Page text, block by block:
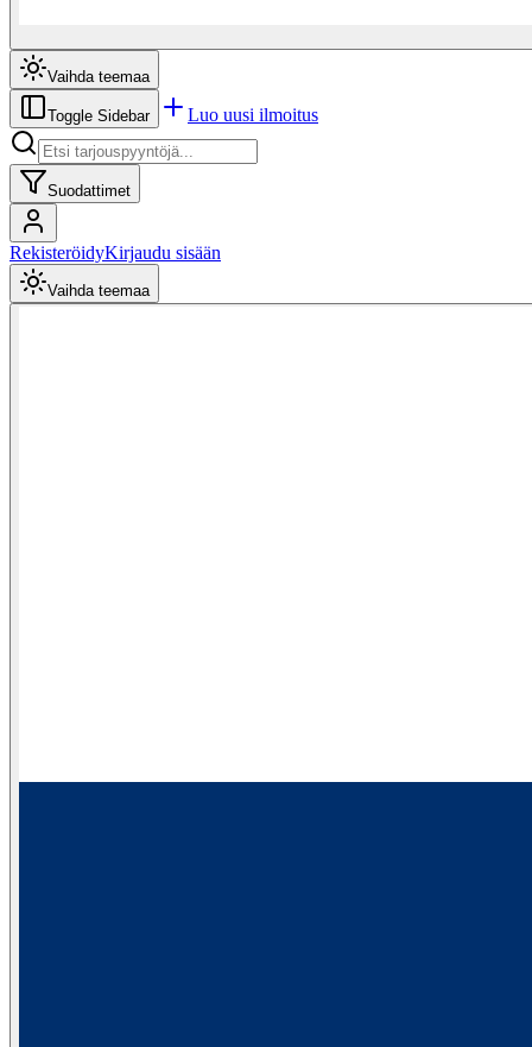
Vaihda teemaa
Toggle Sidebar Luo uusi ilmoitus
Suodattimet
RekisteröidyKirjaudu sisään
Vaihda teemaa